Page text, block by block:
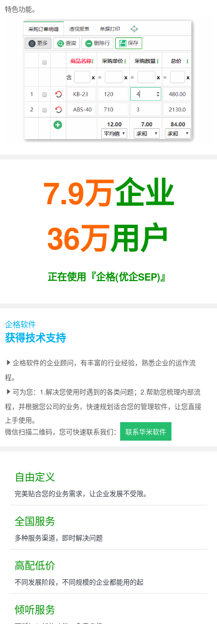
特色功能。
7.9万企业
36万用户
正在使用『企格(优企SEP)』
企格软件
获得技术支持
企格软件的企业顾问，有丰富的行业经验，熟悉企业的运作流
程。
可为您：1.解决您使用时遇到的各类问题；2.帮助您梳理内部流
程，并根据您公司的业务，快速规划适合您的管理软件，让您直接
上手使用。
微信扫描二维码，您可快速联系我们：
联系华米软件
自由定义
完美贴合您的业务需求，让企业发展不受限。
全国服务
多种服务渠道，即时解决问题
高配低价
不同发展阶段，不同规模的企业都能用的起
倾听服务